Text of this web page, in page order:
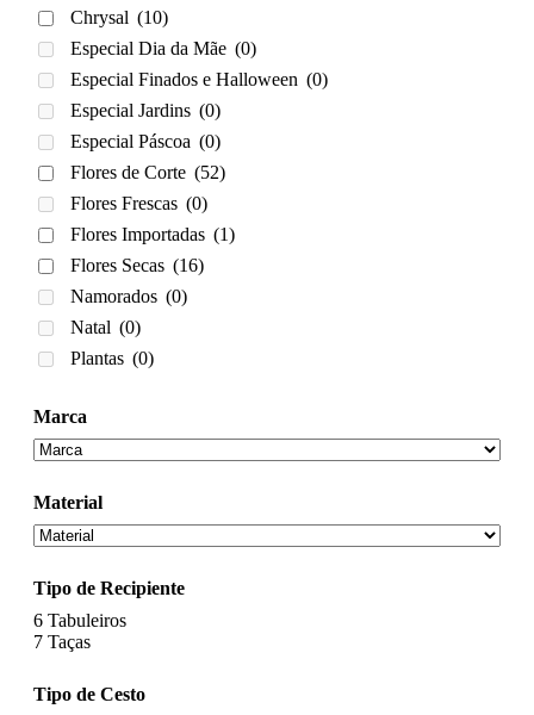
Chrysal (10)
Especial Dia da Mãe (0)
Especial Finados e Halloween (0)
Especial Jardins (0)
Especial Páscoa (0)
Flores de Corte (52)
Flores Frescas (0)
Flores Importadas (1)
Flores Secas (16)
Namorados (0)
Natal (0)
Plantas (0)
Marca
Material
Tipo de Recipiente
6 Tabuleiros
7 Taças
Tipo de Cesto